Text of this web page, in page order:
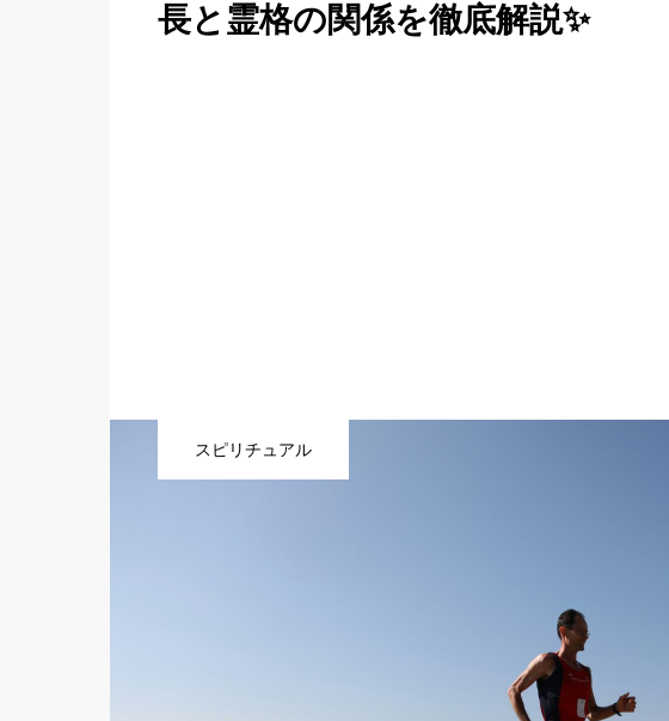
長と霊格の関係を徹底解説✨
スピリチュアル